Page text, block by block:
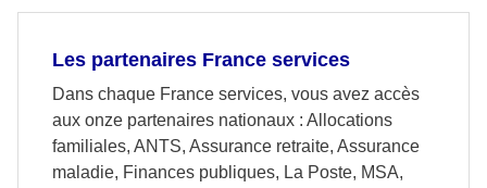
Les partenaires France services
Dans chaque France services, vous avez accès
aux onze partenaires nationaux : Allocations
familiales, ANTS, Assurance retraite, Assurance
maladie, Finances publiques, La Poste, MSA,